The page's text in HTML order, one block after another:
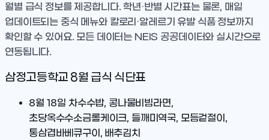
월별 급식 정보를 제공합니다. 학년·반별 시간표는 물론, 매일
업데이트되는 중식 메뉴와 칼로리·알레르기 유발 식품 정보까지
확인할 수 있어요. 모든 데이터는 NEIS 공공데이터와 실시간으로
연동됩니다.
삼정고등학교 8월 급식 식단표
8월 18일 차수수밥, 콩나물비빔라면,
초당옥수수소금롤케이크, 들깨미역국, 모듬겉절이,
통삼겹바베큐구이, 배추김치